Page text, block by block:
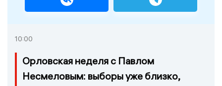
10:00
Орловская неделя с Павлом
Несмеловым: выборы уже близко,